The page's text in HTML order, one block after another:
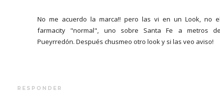
No me acuerdo la marca!! pero las vi en un Look, no
farmacity "normal", uno sobre Santa Fe a metros
Pueyrredón. Después chusmeo otro look y si las veo aviso!
RESPONDER